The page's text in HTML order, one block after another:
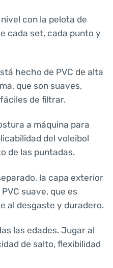
con la pelota de
cada set, cada punto y
hecho de PVC de alta
que son suaves,
de filtrar.
a máquina para
del voleibol
de las puntadas.
la capa exterior
suave, que es
al desgaste y duradero.
las edades. Jugar al
de salto, flexibilidad